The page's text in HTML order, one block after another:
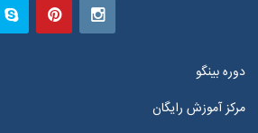
دوره بینگو
مرکز آموزش رایگان